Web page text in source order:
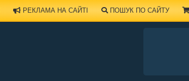
РЕКЛАМА НА САЙТІ ПОШУК ПО САЙТУ